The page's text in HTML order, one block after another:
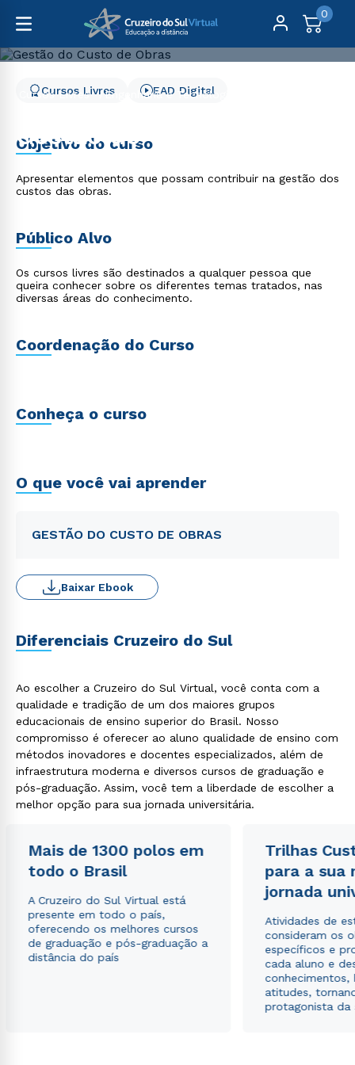
0
Cursos Livres
Engenharia e Tecnologia
Gestão do Custo de
Obras
Cursos Livres EAD Digital
Objetivo do curso
Apresentar elementos que possam contribuir na gestão dos
custos das obras.
Público Alvo
Os cursos livres são destinados a qualquer pessoa que
queira conhecer sobre os diferentes temas tratados, nas
diversas áreas do conhecimento.
Coordenação do Curso
Conheça o curso
O que você vai aprender
GESTÃO DO CUSTO DE OBRAS
Baixar Ebook
Diferenciais Cruzeiro do Sul
Ao escolher a Cruzeiro do Sul Virtual, você conta com a
qualidade e tradição de um dos maiores grupos
educacionais de ensino superior do Brasil. Nosso
compromisso é oferecer ao aluno qualidade de ensino com
métodos inovadores e docentes especializados, além de
infraestrutura moderna e diversos cursos de graduação e
pós-graduação. Assim, você tem a liberdade de escolher a
melhor opção para sua jornada universitária.
Mais de 1300 polos em
todo o Brasil
A Cruzeiro do Sul Virtual está
presente em todo o país,
oferecendo os melhores cursos
de graduação e pós-graduação a
distância do país
Trilhas
para a sua
jornada
Atividades de
consideram os
específicos e
cada aluno e
conhecimentos,
atitudes,
protagonista da